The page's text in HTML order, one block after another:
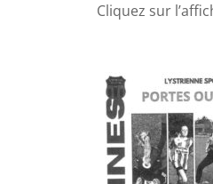
Cliquez sur